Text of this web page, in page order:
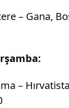
– Gana,
–